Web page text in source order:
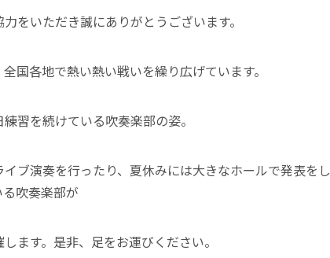
をいただき誠にありがとうございます。
国各地で熱い熱い戦いを繰り広げています。
習を続けている吹奏楽部の姿。
ブ演奏を行ったり、夏休みには大きなホールで発表をし
吹奏楽部が
ます。是非、足をお運びください。